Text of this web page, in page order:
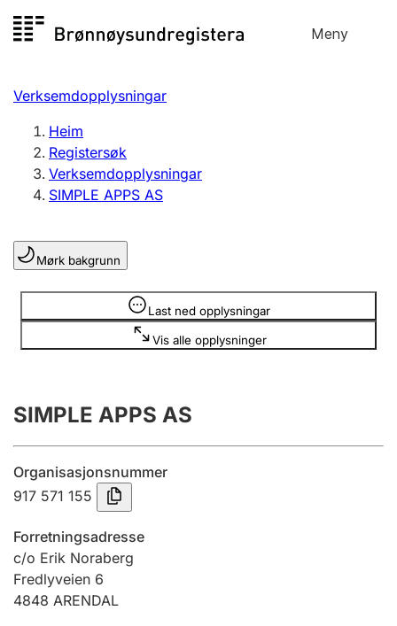
til
Meny
Registersøk
Aksjeselskap
Enkeltpersonføretak
Registrere, endre, slette
Lag og foreining
Registrere, endre, slette
Innsending og forseinkingsgebyr
Tinglysing
Jeger
Betaling og jegeravgiftskort
Verksemdopplysningar
Heim
Registersøk
Verksemdopplysningar
SIMPLE APPS AS
Mørk bakgrunn
Last ned opplysningar
Vis alle opplysninger
Opplysninger er skjult
SIMPLE APPS AS
Organisasjonsnummer
917 571 155
Forretningsadresse
c/o Erik Noraberg
Fredlyveien 6
4848 ARENDAL